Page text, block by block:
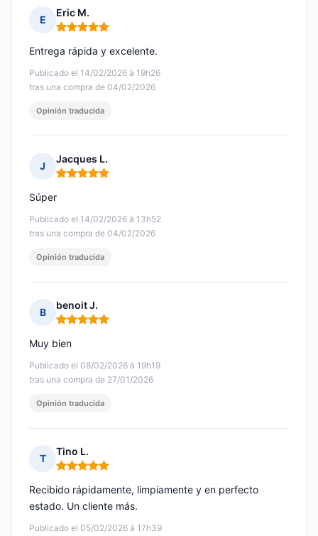
E
Eric M.
Nota: 5 de 5
Publicado el 14/02/2026 à 19h26
tras una compra de 04/02/2026
Entrega rápida y excelente.
Opinión traducida
J
Jacques L.
Nota: 5 de 5
Publicado el 14/02/2026 à 13h52
tras una compra de 04/02/2026
Súper
Opinión traducida
B
benoit J.
Nota: 5 de 5
Publicado el 08/02/2026 à 19h19
tras una compra de 27/01/2026
Muy bien
Opinión traducida
T
Tino L.
Nota: 5 de 5
Publicado el 05/02/2026 à 17h39
Recibido rápidamente, limpiamente y en perfecto
estado. Un cliente más.